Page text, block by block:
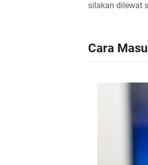
silakan dilewat
Cara